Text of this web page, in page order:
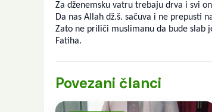
Za dženemsku vatru trebaju drva i svi
Da nas Allah dž.š. sačuva i ne prepusti
Zato ne priliči muslimanu da bude slab
Fatiha.
Povezani članci